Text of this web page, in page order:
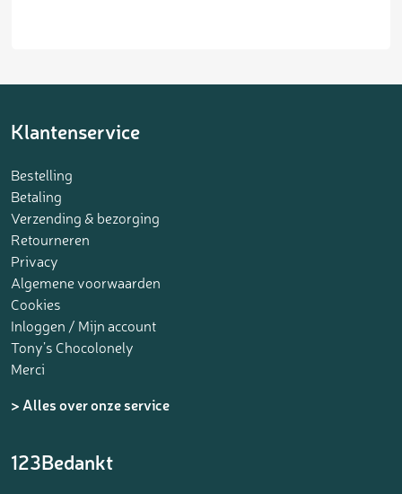
Klantenservice
Bestelling
Betaling
Verzending & bezorging
Retourneren
Privacy
Algemene voorwaarden
Cookies
Inloggen / Mijn account
Tony’s Chocolonely
Merci
> Alles over onze service
123Bedankt